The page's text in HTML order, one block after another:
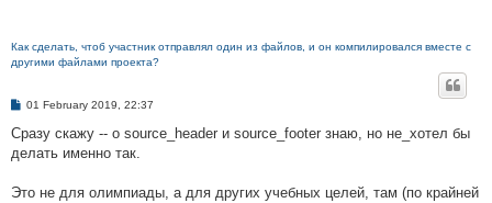
Как сделать, чтоб участник отправлял один из файлов, и он компилировался вместе с
другими файлами проекта?
P
s
t
01 February 2019, 22:37
Сразу скажу -- о source_header и source_footer знаю, но не_хотел бы
делать именно так.
Это не для олимпиады, а для других учебных целей, там (по крайней